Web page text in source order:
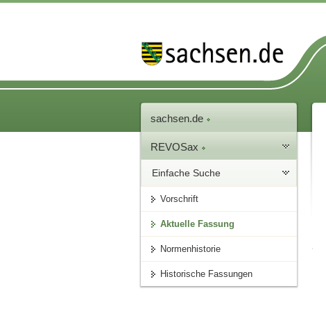
sachsen.de
REVOSax
Einfache Suche
Vorschrift
Aktuelle Fassung
Normenhistorie
Historische Fassungen